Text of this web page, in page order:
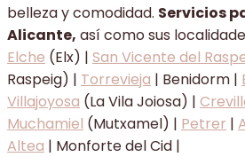
belleza y comodidad. Servicios
Alicante, así como sus
Elche (Elx) | San Vicente del
Raspeig) | Torrevieja | Benidorm |
Villajoyosa (La Vila Joiosa) |
Muchamiel (Mutxamel) | Petrer |
Altea | Monforte del Cid |